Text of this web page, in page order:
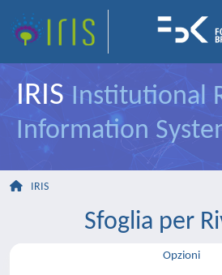
IRIS Institutional
Information
IRIS
Sfoglia per
Opzioni